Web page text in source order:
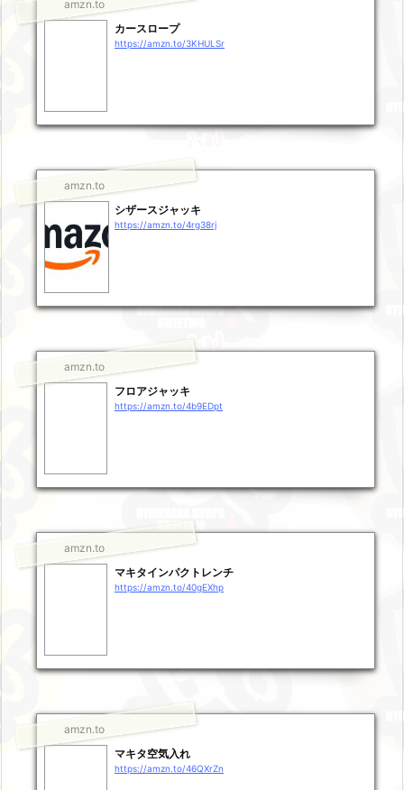
amzn.to
カースロープ
https://amzn.to/3KHULSr
amzn.to
シザースジャッキ
https://amzn.to/4rg38rj
amzn.to
フロアジャッキ
https://amzn.to/4b9EDpt
amzn.to
マキタインパクトレンチ
https://amzn.to/40gEXhp
amzn.to
マキタ空気入れ
https://amzn.to/46QXrZn